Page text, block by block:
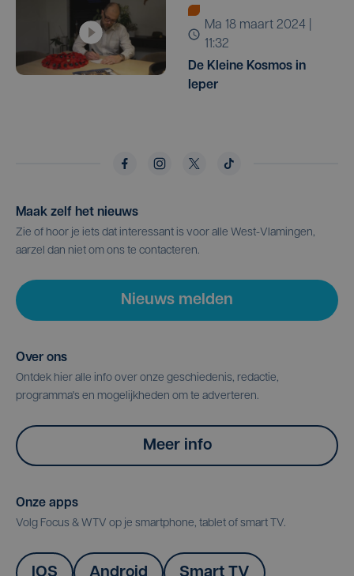
ma 18 maart 2024 |
11:32
De Kleine Kosmos in
Ieper
Maak zelf het nieuws
Zie of hoor je iets dat interessant is voor alle West-Vlamingen,
aarzel dan niet om ons te contacteren.
Nieuws melden
Over ons
Ontdek hier alle info over onze geschiedenis, redactie,
programma's en mogelijkheden om te adverteren.
Meer info
Onze apps
Volg Focus & WTV op je smartphone, tablet of smart TV.
IOS Android Smart TV